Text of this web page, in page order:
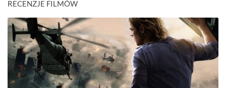
RECENZJE FILMÓW